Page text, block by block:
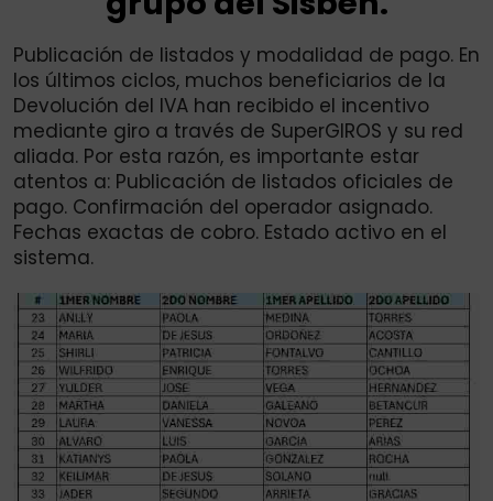
Publicación de listados y modalidad de pago. En
los últimos ciclos, muchos beneficiarios de la
Devolución del IVA han recibido el incentivo
mediante giro a través de SuperGIROS y su red
aliada. Por esta razón, es importante estar
atentos a: Publicación de listados oficiales de
pago. Confirmación del operador asignado.
Fechas exactas de cobro. Estado activo en el
sistema.